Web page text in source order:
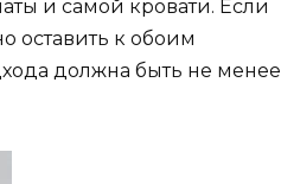
и самой кровати. Если
оставить к обоим
должна быть не менее